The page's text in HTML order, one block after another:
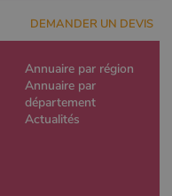
DEMANDER UN DEVIS
Annuaire par région
Annuaire par
département
Actualités